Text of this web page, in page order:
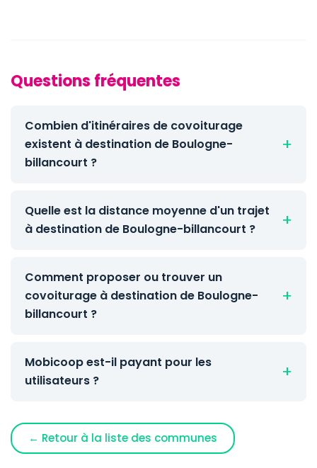
Questions fréquentes
Combien d'itinéraires de covoiturage
existent à destination de Boulogne-
billancourt ?
Quelle est la distance moyenne d'un trajet
à destination de Boulogne-billancourt ?
Comment proposer ou trouver un
covoiturage à destination de Boulogne-
billancourt ?
Mobicoop est-il payant pour les
utilisateurs ?
← Retour à la liste des communes